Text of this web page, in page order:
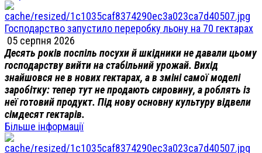
Господарство запустило переробку льону на 70 гектарах
05 серпня 2026
Десять років поспіль посухи й шкідники не давали цьому
господарству вийти на стабільний урожай. Вихід
знайшовся не в нових гектарах, а в зміні самої моделі
заробітку: тепер тут не продають сировину, а роблять із
неї готовий продукт. Під нову основну культуру відвели
сімдесят гектарів.
Більше інформації